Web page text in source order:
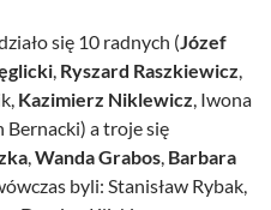
się 10 radnych ( Józef
Ryszard Raszkiewicz
Kazimierz Niklewicz , Iwona
Bernacki) a troje się
Wanda Grabos Barbara
byli: Stanisław Rybak,